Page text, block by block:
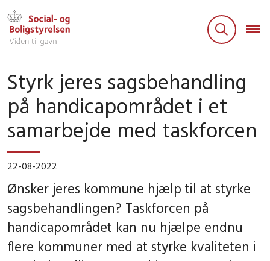
Styrk jeres sagsbehandling
på handicapområdet i et
samarbejde med taskforcen
22-08-2022
Ønsker jeres kommune hjælp til at styrke
sagsbehandlingen? Taskforcen på
handicapområdet kan nu hjælpe endnu
flere kommuner med at styrke kvaliteten i